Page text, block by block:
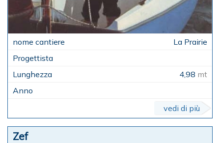
La Prairie
4,98 mt
vedi di più
Zef